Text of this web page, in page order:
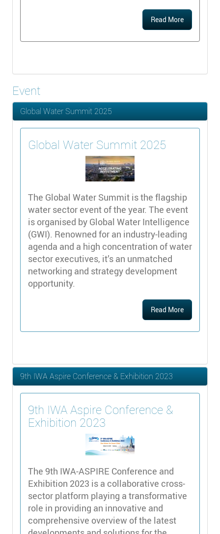
Read More
Event
Global Water Summit 2025
Global Water Summit 2025
The Global Water Summit is the flagship
water sector event of the year. The event
is organised by Global Water Intelligence
(GWI). Renowned for an industry-leading
agenda and a high concentration of water
sector executives, it’s an unmatched
networking and strategy development
opportunity.
Read More
9th IWA Aspire Conference & Exhibition 2023
9th IWA Aspire Conference &
Exhibition 2023
The 9th IWA-ASPIRE Conference and
Exhibition 2023 is a collaborative cross-
sector platform playing a transformative
role in providing an innovative and
comprehensive overview of the latest